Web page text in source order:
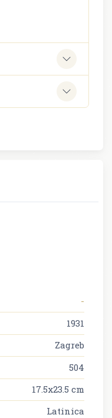
-
1931
Zagreb
504
17.5x23.5 cm
Latinica